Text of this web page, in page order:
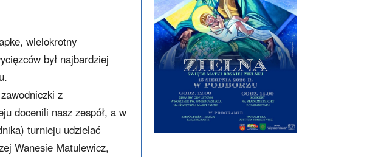
wielokrotny
był najbardziej
z
docenili nasz zespół, a w
turnieju udzielać
Wanesie Matulewicz,